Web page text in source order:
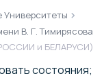
Университеты
В. Г. Тимирясова
и БЕЛАРУСИ)
состояния;